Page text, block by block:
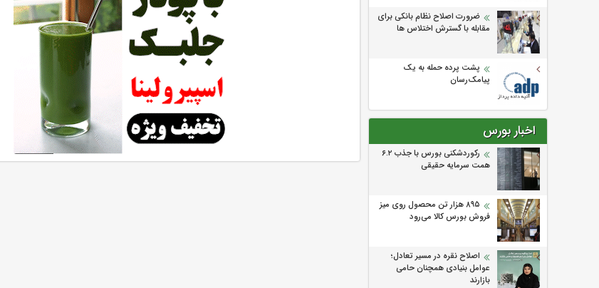
ضرورت اصلاح نظام بانکی برای
مقابله با گسترش اختلاس ها
پشت پرده حمله به یک
پیامک‌رسان
اخبار بورس
رکوردشکنی بورس با جذب ۶.۲
همت سرمایه حقیقی
۸۹۵ هزار تن محصول روی میز
فروش بورس کالا می‌‌رود
اصلاح نقره در مسیر تعادل؛
عوامل بنیادی همچنان حامی
بازارند